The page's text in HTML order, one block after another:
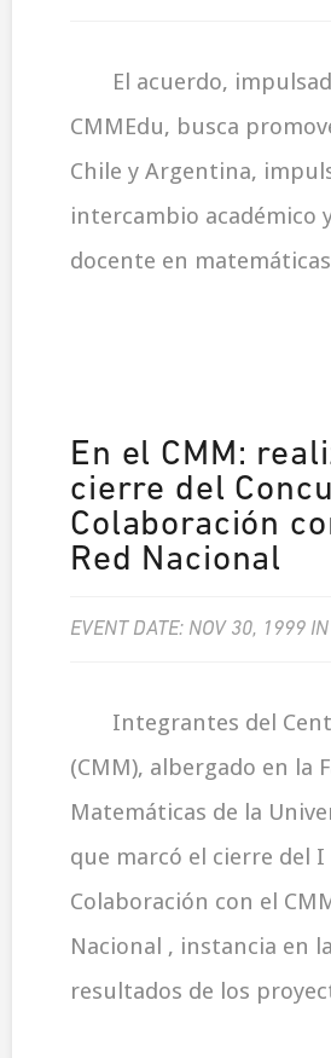
El acuerdo,
CMMEdu, busca
Chile y Argentina,
intercambio académico
docente en
En el CMM:
cierre del
Colaboración
Red Nacional
EVENT DATE: NOV 30, 1999 IN
Integrantes del
(CMM), albergado en la
Matemáticas de la
que marcó el cierre del
Colaboración con el
Nacional , instancia en
resultados de los